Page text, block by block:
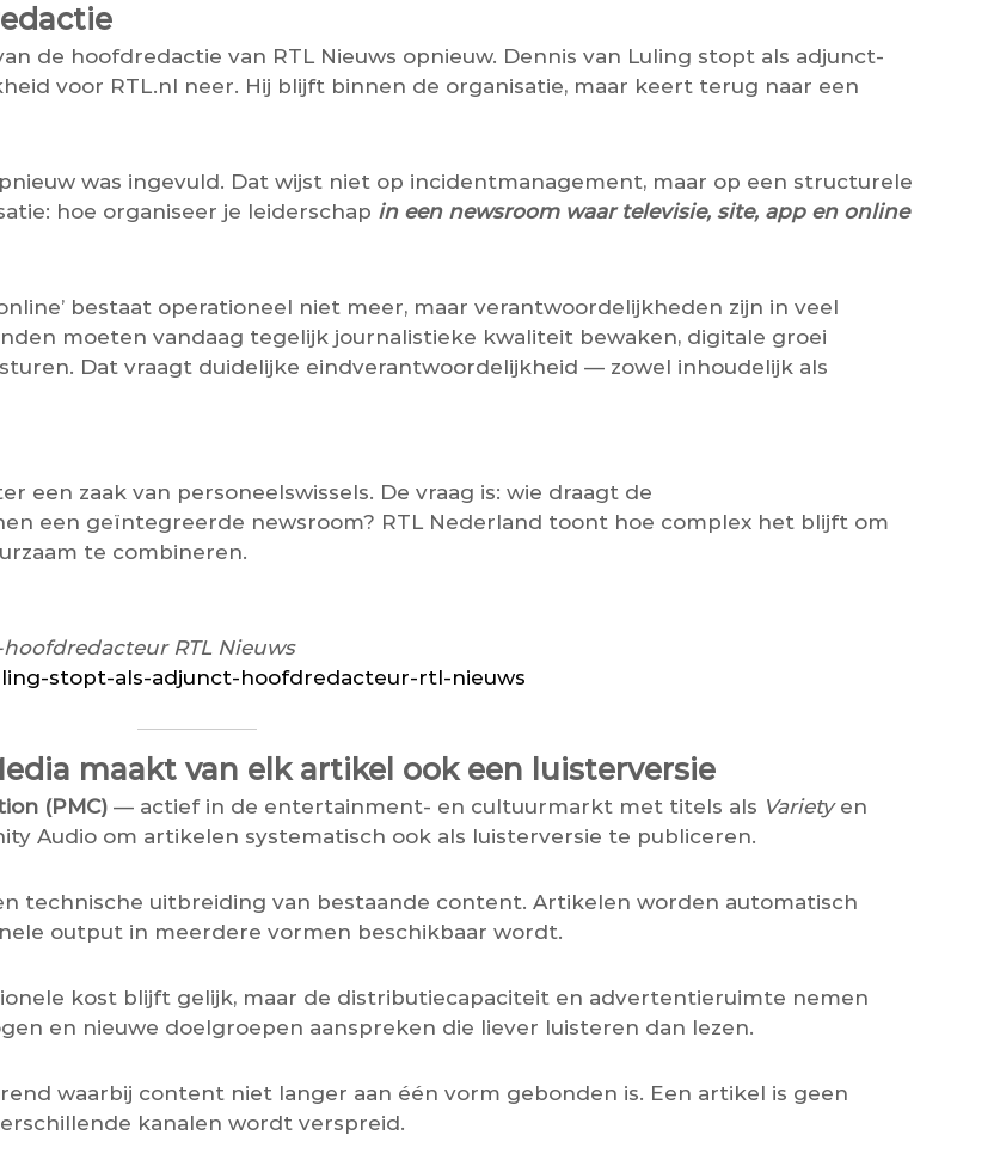
de hoofdredactie van RTL Nieuws opnieuw. Dennis van Luling stopt als adjunct-
voor RTL.nl neer. Hij blijft binnen de organisatie, maar keert terug naar een
was ingevuld. Dat wijst niet op incidentmanagement, maar op een structurele
hoe organiseer je leiderschap in een newsroom waar televisie, site, app en online
bestaat operationeel niet meer, maar verantwoordelijkheden zijn in veel
moeten vandaag tegelijk journalistieke kwaliteit bewaken, digitale groei
Dat vraagt duidelijke eindverantwoordelijkheid — zowel inhoudelijk als
een zaak van personeelswissels. De vraag is: wie draagt de
een geïntegreerde newsroom? RTL Nederland toont hoe complex het blijft om
te combineren.
RTL Nieuws
stopt-als-adjunct-hoofdredacteur-rtl-nieuws
maakt van elk artikel ook een luisterversie
(PMC) — actief in de entertainment- en cultuurmarkt met titels als Varietyen
Audio om artikelen systematisch ook als luisterversie te publiceren.
technische uitbreiding van bestaande content. Artikelen worden automatisch
output in meerdere vormen beschikbaar wordt.
kost blijft gelijk, maar de distributiecapaciteit en advertentieruimte nemen
en nieuwe doelgroepen aanspreken die liever luisteren dan lezen.
waarbij content niet langer aan één vorm gebonden is. Een artikel is geen
kanalen wordt verspreid.